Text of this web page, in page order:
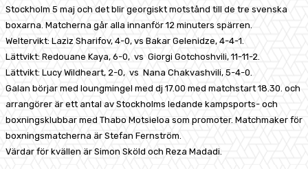
Stockholm 5 maj och det blir georgiskt motstånd till de tre svenska
boxarna. Matcherna går alla innanför 12 minuters spärren.
Weltervikt: Laziz Sharifov, 4-0, vs Bakar Gelenidze, 4-4-1.
Lättvikt: Redouane Kaya, 6-0, vs Giorgi Gotchoshvili, 11-11-2.
Lättvikt: Lucy Wildheart, 2-0, vs Nana Chakvashvili, 5-4-0.
Galan börjar med loungmingel med dj 17.00 med matchstart 18.30. och
arrangörer är ett antal av Stockholms ledande kampsports- och
boxningsklubbar med Thabo Motsieloa som promoter. Matchmaker för
boxningsmatcherna är Stefan Fernström.
Värdar för kvällen är Simon Sköld och Reza Madadi.